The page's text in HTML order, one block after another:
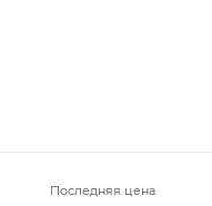
Последняя цена